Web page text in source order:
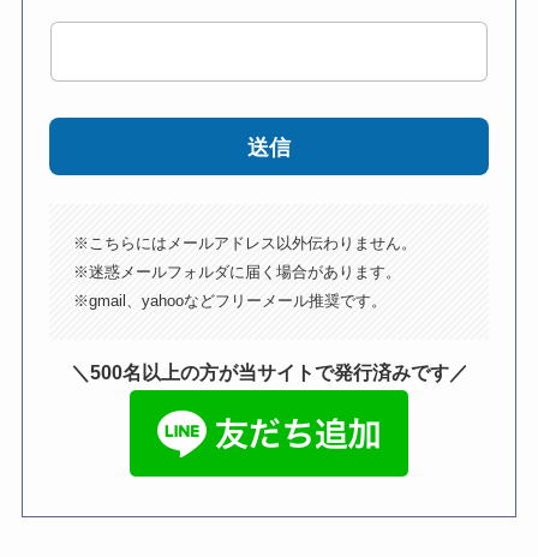
送信
※こちらにはメールアドレス以外伝わりません。
※迷惑メールフォルダに届く場合があります。
※gmail、yahooなどフリーメール推奨です。
＼500名以上の方が当サイトで発行済みです／